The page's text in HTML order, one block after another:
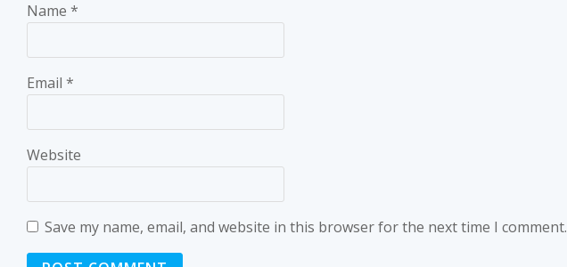
Name *
Email *
Website
Save my name, email, and website in this browser for the next time I comment.